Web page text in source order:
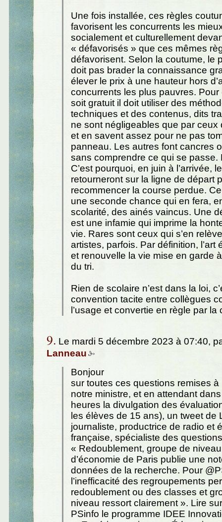
Une fois installée, ces règles
favorisent les concurrents les
socialement et culturellement
« défavorisés » que ces mêmes
défavorisent. Selon la coutume, le
doit pas brader la connaissance
élever le prix à une hauteur hors
concurrents les plus pauvres. Pour
soit gratuit il doit utiliser des
techniques et des contenus, dits
ne sont négligeables que par ceux
et en savent assez pour ne pas
panneau. Les autres font cancres
sans comprendre ce qui se passe.
C’est pourquoi, en juin à l’arrivée,
retourneront sur la ligne de départ
recommencer la course perdue.
une seconde chance qui en fera,
scolarité, des ainés vaincus. Une
est une infamie qui imprime la
vie. Rares sont ceux qui s’en
artistes, parfois. Par définition, l’art
et renouvelle la vie mise en garde
du tri.
Rien de scolaire n’est dans la loi,
convention tacite entre collègues
l’usage et convertie en règle par la
9. Le mardi 5 décembre 2023 à 07:40,
Lanneau
Bonjour
sur toutes ces questions remises
notre ministre, et en attendant
heures la divulgation des
les élèves de 15 ans), un tweet de
journaliste, productrice de radio et
française, spécialiste des
« Redoublement, groupe de niveau
d’économie de Paris publie une
données de la recherche. Pour
l’inefficacité des regroupements
redoublement ou des classes et
niveau ressort clairement ». Lire
PSinfo le programme IDEE